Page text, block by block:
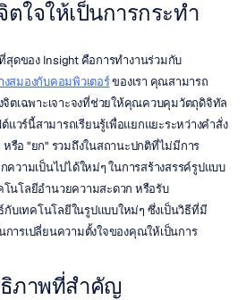
ใจให้เป็นการกระทำ
ดของ Insight คือการทำงานร่วมกับ
งสมองกับคอมพิวเตอร์ ของเรา คุณสามารถ
ตเฉพาะเจาะจงที่ช่วยให้คุณควบคุมวัตถุดิจิทัล
วร์นี้สามารถเรียนรู้เพื่อแยกแยะระหว่างคำสั่ง
หรือ "ยก" รวมถึงในสถานะปกติที่ไม่มีการ
ความเป็นไปได้ใหม่ๆ ในการสร้างสรรค์รูปแบบ
โนโลยีอำนวยความสะดวก หรือรับ
บเทคโนโลยีในรูปแบบใหม่ๆ ซึ่งเป็นวิธีที่มี
การเปลี่ยนความตั้งใจของคุณให้เป็นการ
ภาพที่สำคัญ